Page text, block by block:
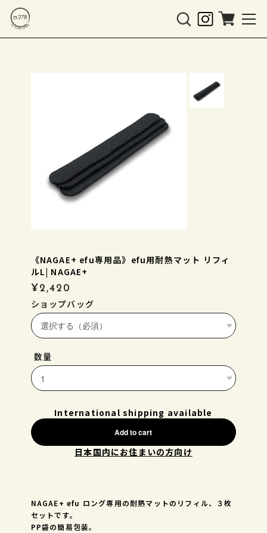
《NAGAE+ efu専用品》efu用耐熱マット リフィ
ルL| NAGAE+
¥2,420
ショップバッグ
数量
International shipping available
Add to cart
日本国内にお住まいの方向け
NAGAE+ efu ロング専用の耐熱マットのリフィル、３枚
セットです。
PP袋の簡易包装。